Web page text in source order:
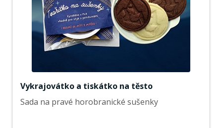
Vykrajovátko a tiskátko na těsto
Sada na pravé horobranické sušenky